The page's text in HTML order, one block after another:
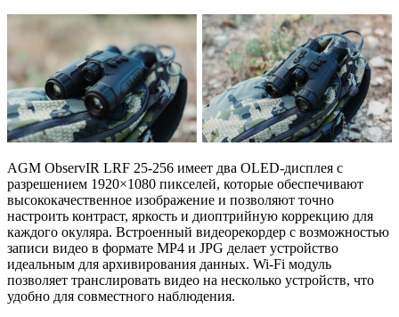
AGM ObservIR LRF 25-256 имеет два OLED-дисплея с
разрешением 1920×1080 пикселей, которые обеспечивают
высококачественное изображение и позволяют точно
настроить контраст, яркость и диоптрийную коррекцию для
каждого окуляра. Встроенный видеорекордер с возможностью
записи видео в формате MP4 и JPG делает устройство
идеальным для архивирования данных. Wi-Fi модуль
позволяет транслировать видео на несколько устройств, что
удобно для совместного наблюдения.